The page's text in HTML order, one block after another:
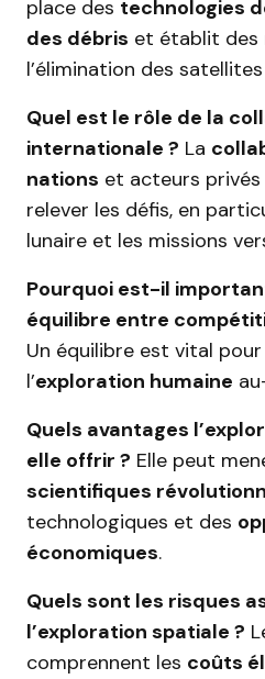
place des technologies
des débris et établit des
l’élimination des
Quel est le rôle de la
internationale ? La
nations et acteurs
relever les défis, en
lunaire et les missions
Pourquoi est-il
équilibre entre
Un équilibre est vital
l’exploration humaine
Quels avantages
elle offrir ? Elle peut
scientifiques
technologiques et des
économiques.
Quels sont les risques
l’exploration spatiale ?
comprennent les coûts